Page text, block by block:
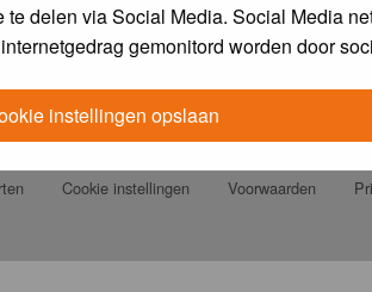
delen via Social Media. Social Media
gemonitord worden door
instellingen opslaan
Cookie instellingen Voorwaarden